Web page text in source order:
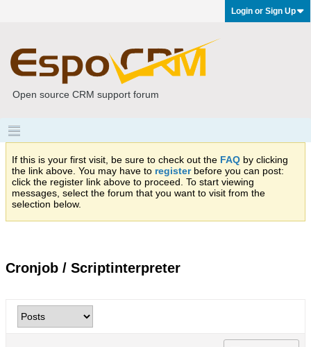
Login or Sign Up
Open source CRM support forum
If this is your first visit, be sure to check out the FAQ by clicking
the link above. You may have to registerbefore you can post:
click the register link above to proceed. To start viewing
messages, select the forum that you want to visit from the
selection below.
Cronjob / Scriptinterpreter